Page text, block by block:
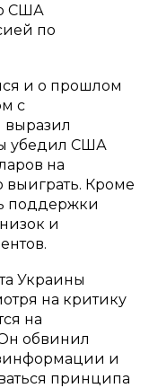
США
по
и о прошлом
с
выразил
убедил США
на
выиграть. Кроме
поддержки
и
Украины
на критику
на
обвинил
и
принципа